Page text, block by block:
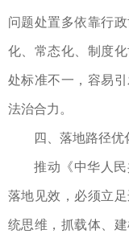
问题处置多依靠行
化、常态化、制度
处标准不一，容易
法治合力。
四、落地路径优
推动《中华人
落地见效，必须立
统思维，抓载体、